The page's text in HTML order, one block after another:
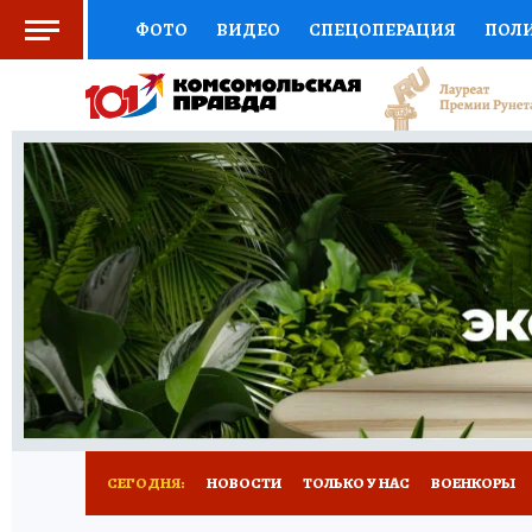
ФОТО ВИДЕО СПЕЦОПЕРАЦИЯ
СОЦПОДДЕРЖКА НАУКА СПОРТ
ВЫБОР ЭКСПЕРТОВ ДОКТОР
КНИЖНАЯ ПОЛКА ПРОГНОЗЫ НА СПОРТ
ПРЕСС-ЦЕНТР НЕДВИЖИМОСТЬ
РАДИО КП РЕКЛАМА ТЕСТЫ НОВОЕ
СЕГОДНЯ: НОВОСТИ ТОЛЬКО У НАС ВОЕНКОРЫ